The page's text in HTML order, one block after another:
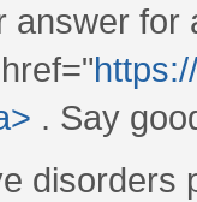
for
. Say
disorders